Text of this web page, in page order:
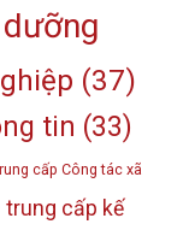
(37)
tin (33)
cấp Công tác xã
trung cấp kế